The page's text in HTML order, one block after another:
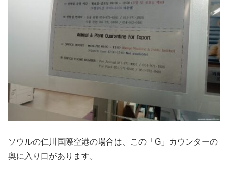
ソウルの仁川国際空港の場合は、この「G」カウンターの
奥に入り口があります。